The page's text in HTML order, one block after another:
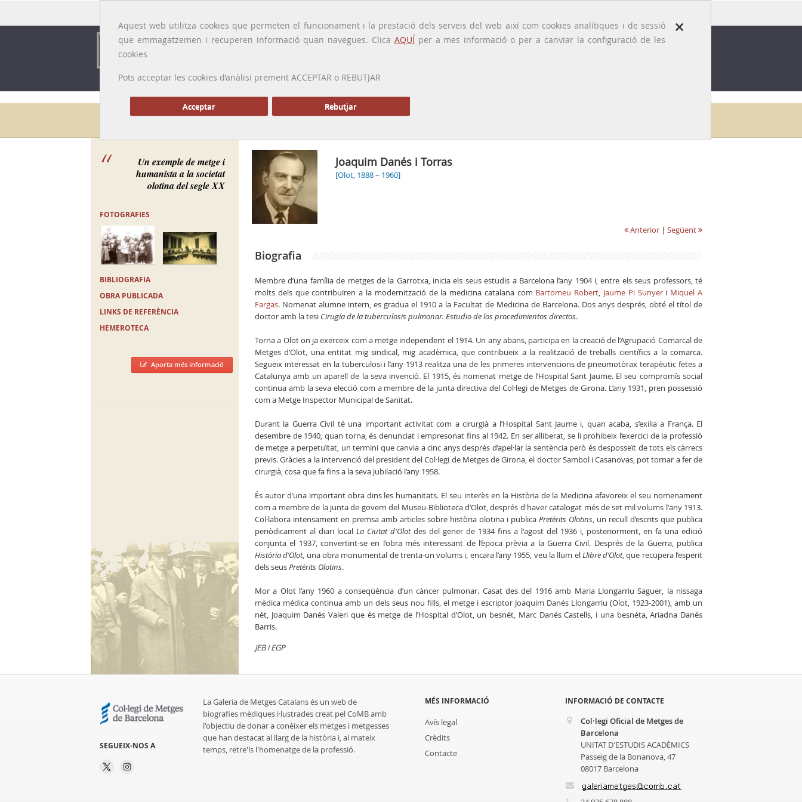
×
Aquest web utilitza cookies que permeten el funcionament i la prestació dels serveis del web així com cookies analítiques i de sessió
que emmagatzemen i recuperen informació quan navegues. Clica AQUÍper a mes informació o per a canviar la configuració de les
cookies
Pots acceptar les cookies d’anàlisi prement ACCEPTAR o REBUTJAR
Acceptar Rebutjar
PRESENTACIÓ GALERIA
Galeria de metges
Un exemple de metge i
humanista a la societat
olotina del segle XX
FOTOGRAFIES
BIBLIOGRAFIA
OBRA PUBLICADA
LINKS DE REFERÈNCIA
HEMEROTECA
Aporta més informació
Joaquim Danés i Torras
[Olot, 1888 – 1960]
Anterior | Següent
Biografia
Membre d’una família de metges de la Garrotxa, inicia els seus estudis a Barcelona l’any 1904 i, entre els seus professors, té
molts dels que contribuïren a la modernització de la medicina catalana com Bartomeu Robert, Jaume Pi Sunyeri Miquel A
Fargas. Nomenat alumne intern, es gradua el 1910 a la Facultat de Medicina de Barcelona. Dos anys després, obté el títol de
doctor amb la tesi Cirugía de la tuberculosis pulmonar. Estudio de los procedimientos directos.
Torna a Olot on ja exerceix com a metge independent el 1914. Un any abans, participa en la creació de l’Agrupació Comarcal de
Metges d’Olot, una entitat mig sindical, mig acadèmica, que contribueix a la realització de treballs científics a la comarca.
Segueix interessat en la tuberculosi i l’any 1913 realitza una de les primeres intervencions de pneumotòrax terapèutic fetes a
Catalunya amb un aparell de la seva invenció. El 1915, és nomenat metge de l’Hospital Sant Jaume. El seu compromís social
continua amb la seva elecció com a membre de la junta directiva del Col·legi de Metges de Girona. L’any 1931, pren possessió
com a Metge Inspector Municipal de Sanitat.
Durant la Guerra Civil té una important activitat com a cirurgià a l’Hospital Sant Jaume i, quan acaba, s’exilia a França. El
desembre de 1940, quan torna, és denunciat i empresonat fins al 1942. En ser alliberat, se li prohibeix l’exercici de la professió
de metge a perpetuïtat, un termini que canvia a cinc anys després d’apel·lar la sentència però és desposseït de tots els càrrecs
previs. Gràcies a la intervenció del president del Col·legi de Metges de Girona, el doctor Sambol i Casanovas, pot tornar a fer de
cirurgià, cosa que fa fins a la seva jubilació l’any 1958.
És autor d’una important obra dins les humanitats. El seu interès en la Història de la Medicina afavoreix el seu nomenament
com a membre de la junta de govern del Museu-Biblioteca d’Olot, després d'haver catalogat més de set mil volums l'any 1913.
Col·labora intensament en premsa amb articles sobre història olotina i publica Pretèrits Olotins, un recull d’escrits que publica
periòdicament al diari local La Ciutat d'Olotdes del gener de 1934 fins a l'agost del 1936 i, posteriorment, en fa una edició
conjunta el 1937, convertint-se en l’obra més interessant de l’època prèvia a la Guerra Civil. Després de la Guerra, publica
Història d’Olot, una obra monumental de trenta-un volums i, encara l’any 1955, veu la llum elLlibre d’Olot, que recupera l’esperit
dels seusPretèrits Olotins.
Mor a Olot l’any 1960 a conseqüència d’un càncer pulmonar. Casat des del 1916 amb Maria Llongarriu Saguer, la nissaga
mèdica médica continua amb un dels seus nou fills, el metge i escriptor Joaquim Danés Llongarriu (Olot, 1923-2001), amb un
nét, Joaquim Danés Valeri que és metge de l’Hospital d’Olot, un besnét, Marc Danés Castells, i una besnéta, Ariadna Danés
Barris.
JEB i EGP
SEGUEIX-NOS A
La Galeria de Metges Catalans és un web de
biografies mèdiques i·lustrades creat pel CoMB amb
l'objectiu de donar a conèixer els metges i metgesses
que han destacat al llarg de la història i, al mateix
temps, retre'ls l'homenatge de la professió.
MÉS INFORMACIÓ
Avís legal
Crèdits
Contacte
INFORMACIÓ DE CONTACTE
Col·legi Oficial de Metges de
Barcelona
UNITAT D'ESTUDIS ACADÈMICS
Passeig de la Bonanova, 47
08017 Barcelona